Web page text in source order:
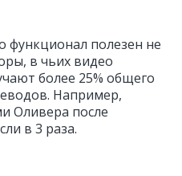
функционал полезен не
в чьих видео
более 25% общего
Например,
Оливера после
в 3 раза.